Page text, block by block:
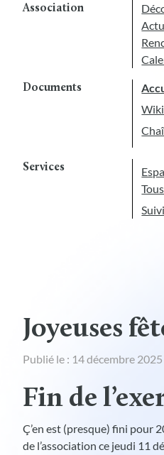
Association
Documents
Wiki
Services
Joyeuses
Publié le : 14 décembre 2025
Fin de
Ç’en est (presque) fini pour
de l’association ce jeudi 11